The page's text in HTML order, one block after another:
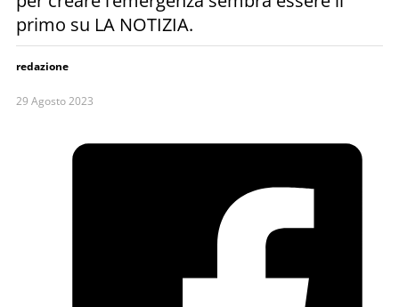
primo su LA NOTIZIA.
redazione
29 Agosto 2023